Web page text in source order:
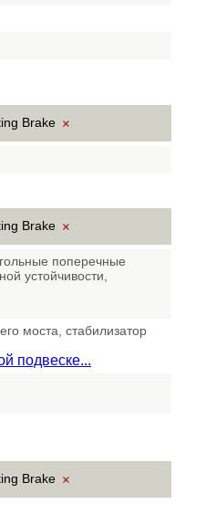
Brake ×
Brake ×
поперечные
устойчивости,
моста, стабилизатор
подвеске...
Brake ×